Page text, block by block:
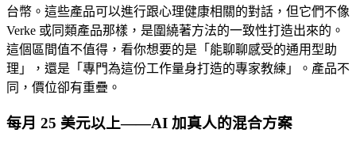
台幣。這些產品可以進行跟心理健康相關的對話，但它們不像
Verke 或同類產品那樣，是圍繞著方法的一致性打造出來的。
這個區間值不值得，看你想要的是「能聊聊感受的通用型助
理」，還是「專門為這份工作量身打造的專家教練」。產品不
同，價位卻有重疊。
每月 25 美元以上——AI 加真人的混合方案